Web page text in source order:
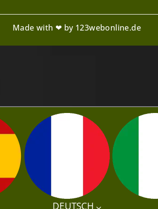
Made with ❤ by 123webonline.de
DEUTSCH